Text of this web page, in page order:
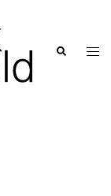
Suche